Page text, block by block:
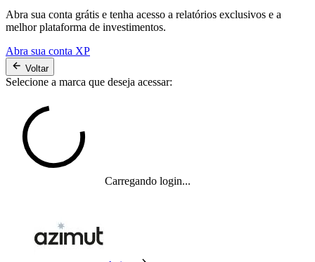
Abra sua conta grátis e tenha acesso a relatórios exclusivos e a
melhor plataforma de investimentos.
Abra sua conta XP
Voltar
Selecione a marca que deseja acessar:
Carregando login...